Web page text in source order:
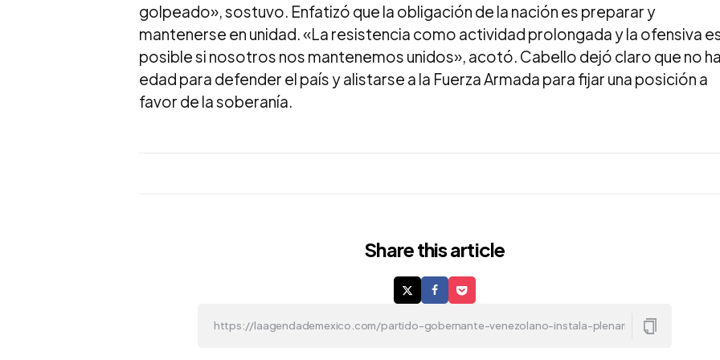
golpeado», sostuvo. Enfatizó que la obligación de la nación es preparar y
mantenerse en unidad. «La resistencia como actividad prolongada y la ofensiva
posible si nosotros nos mantenemos unidos», acotó. Cabello dejó claro que no
edad para defender el país y alistarse a la Fuerza Armada para fijar una posición a
favor de la soberanía.
Sharethis article